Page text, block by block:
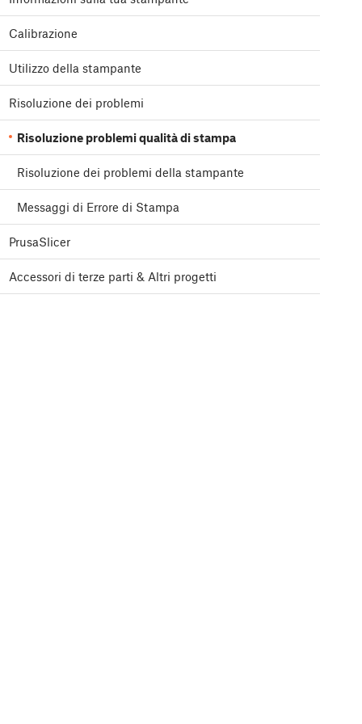
Calibrazione
Utilizzo della stampante
Risoluzione dei problemi
Risoluzione problemi qualità di stampa
Risoluzione dei problemi della stampante
Messaggi di Errore di Stampa
PrusaSlicer
Accessori di terze parti & Altri progetti